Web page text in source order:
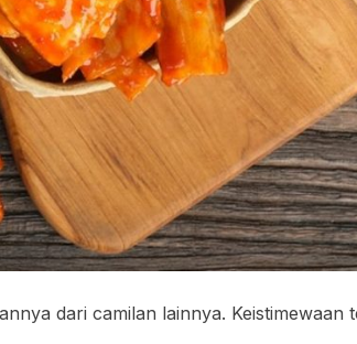
dari camilan lainnya.